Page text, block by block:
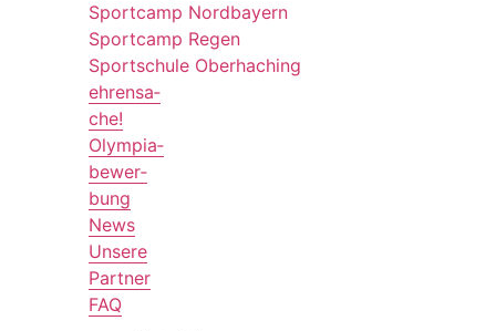
Sport­camp Nordbayern
Sport­camp Regen
Sport­schule Oberhaching
ehren­sa­
che!
Olym­pia­
be­wer­
bung
News
Unsere
Part­ner
FAQ